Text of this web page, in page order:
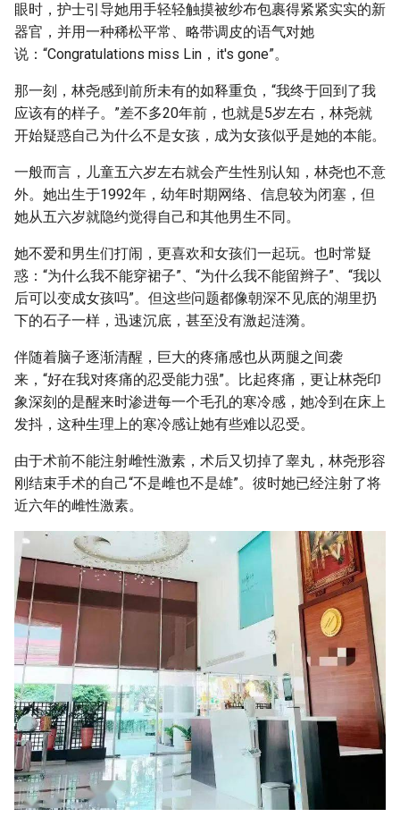
眼时，护士引导她用手轻轻触摸被纱布包裹得紧紧实实的新
器官，并用一种稀松平常、略带调皮的语气对她
说：“Congratulations miss Lin，it's gone”。
那一刻，林尧感到前所未有的如释重负，“我终于回到了我
应该有的样子。”差不多20年前，也就是5岁左右，林尧就
开始疑惑自己为什么不是女孩，成为女孩似乎是她的本能。
一般而言，儿童五六岁左右就会产生性别认知，林尧也不意
外。她出生于1992年，幼年时期网络、信息较为闭塞，但
她从五六岁就隐约觉得自己和其他男生不同。
她不爱和男生们打闹，更喜欢和女孩们一起玩。也时常疑
惑：“为什么我不能穿裙子”、“为什么我不能留辫子”、“我以
后可以变成女孩吗”。但这些问题都像朝深不见底的湖里扔
下的石子一样，迅速沉底，甚至没有激起涟漪。
伴随着脑子逐渐清醒，巨大的疼痛感也从两腿之间袭
来，“好在我对疼痛的忍受能力强”。比起疼痛，更让林尧印
象深刻的是醒来时渗进每一个毛孔的寒冷感，她冷到在床上
发抖，这种生理上的寒冷感让她有些难以忍受。
由于术前不能注射雌性激素，术后又切掉了睾丸，林尧形容
刚结束手术的自己“不是雌也不是雄”。彼时她已经注射了将
近六年的雌性激素。